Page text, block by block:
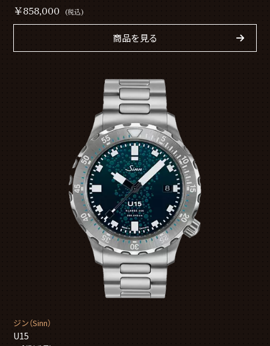
￥858,000 (税込)
商品を見る
ジン（Sinn）
U15